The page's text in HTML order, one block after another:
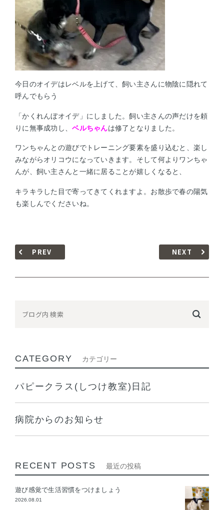
今日のオイデはレベルを上げて、飼い主さんに物陰に隠れて
呼んでもらう
「かくれんぼオイデ」にしました。飼い主さんの声だけを頼
りに無事成功し、ベルちゃんは修了となりました。
ワンちゃんとの遊びでトレーニング要素を盛り込むと、楽し
みながらオリコウになっていきます。そして何よりワンちゃ
んが、飼い主さんと一緒に居ることが嬉しくなると、
キラキラした目で寄ってきてくれますよ。お散歩で春の陽気
も楽しんでくださいね。
PREV NEXT
CATEGORY カテゴリー
パピークラス(しつけ教室)日記
病院からのお知らせ
RECENT POSTS 最近の投稿
遊び感覚で生活習慣をつけましょう
2026.08.01